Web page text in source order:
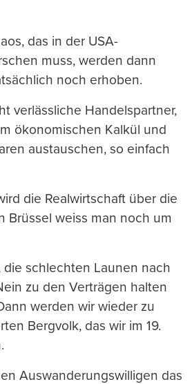
das in der USA-
muss, werden dann
noch erhoben.
verlässliche Handelspartner,
ökonomischen Kalkül und
austauschen, so einfach
die Realwirtschaft über die
Brüssel weiss man noch um
die schlechten Launen nach
zu den Verträgen halten
werden wir wieder zu
Bergvolk, das wir im 19.
Auswanderungswilligen das